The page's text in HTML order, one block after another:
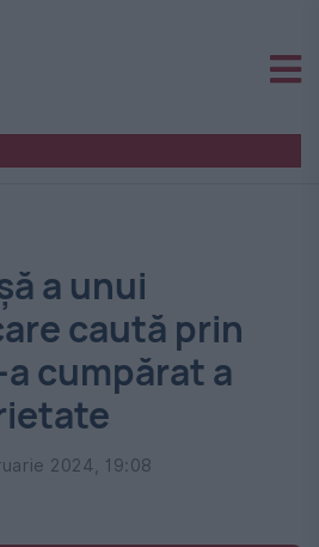
a unui
caută prin
cumpărat a
2024, 19:08